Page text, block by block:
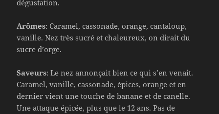
dégustation.
Arômes: Caramel, cassonade, orange, cantaloup,
vanille. Nez très sucré et chaleureux, on dirait du
sucre d’orge.
Saveurs: Le nez annonçait bien ce qui s’en venait.
Caramel, vanille, cassonade, épices, orange et en
dernier vient une touche de banane et de canelle.
Une attaque épicée, plus que le 12 ans. Pas de